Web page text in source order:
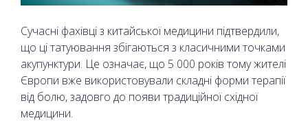
Сучасні фахівці з китайської медицини підтвердили,
що ці татуювання збігаються з класичними точками
акупунктури. Це означає, що 5 000 років тому жителі
Європи вже використовували складні форми терапії
від болю, задовго до появи традиційної східної
медицини.